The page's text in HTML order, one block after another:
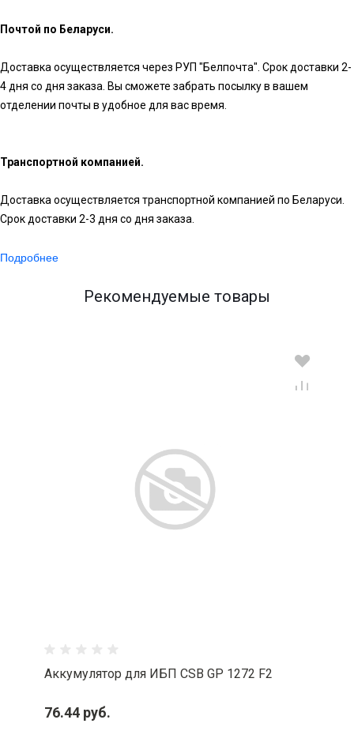
Почтой по Беларуси.
Доставка осуществляется через РУП "Белпочта". Срок доставки 2-
4 дня со дня заказа. Вы сможете забрать посылку в вашем
отделении почты в удобное для вас время.
Транспортной компанией.
Доставка осуществляется транспортной компанией по Беларуси.
Срок доставки 2-3 дня со дня заказа.
Подробнее
Рекомендуемые товары
Аккумулятор для ИБП CSB GP 1272 F2
76.44 руб.